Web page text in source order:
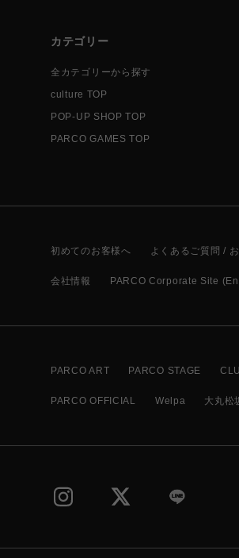
カテゴリー
全カテゴリーから探す
culture TOP
POP-UP SHOP TOP
PARCO GAMES TOP
初めてのお客様へ よくあるご質問 /
会社情報 PARCO Corporate Site
PARCO ART PARCO STAGE
PARCO OFFICIAL Welpa 大丸松